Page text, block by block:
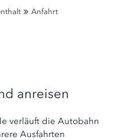
Anfahrt
anreisen
verläuft die Autobahn
Ausfahrten